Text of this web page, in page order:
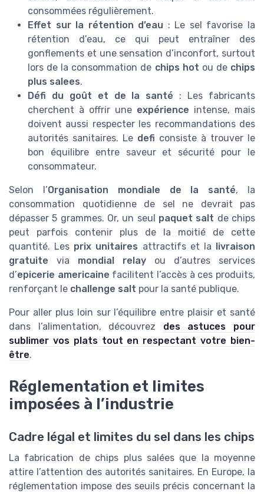
consommées régulièrement.
Effet sur la rétention d’eau : Le sel favorise la
rétention d’eau, ce qui peut entraîner des
gonflements et une sensation d’inconfort, surtout
lors de la consommation de chips hot ou de chips
plus salees.
Défi du goût et de la santé : Les fabricants
cherchent à offrir une expérience intense, mais
doivent aussi respecter les recommandations des
autorités sanitaires. Le defi consiste à trouver le
bon équilibre entre saveur et sécurité pour le
consommateur.
Selon l’Organisation mondiale de la santé, la
consommation quotidienne de sel ne devrait pas
dépasser 5 grammes. Or, un seul paquet salt de chips
peut parfois contenir plus de la moitié de cette
quantité. Les prix unitaires attractifs et la livraison
gratuite via mondial relay ou d’autres services
d’epicerie americaine facilitent l’accès à ces produits,
renforçant le challenge salt pour la santé publique.
Pour aller plus loin sur l’équilibre entre plaisir et santé
dans l’alimentation, découvrez des astuces pour
sublimer vos plats tout en respectant votre bien-
être.
Réglementation et limites
imposées à l’industrie
Cadre légal et limites du sel dans les chips
La fabrication de chips plus salées que la moyenne
attire l’attention des autorités sanitaires. En Europe, la
réglementation impose des seuils précis concernant la